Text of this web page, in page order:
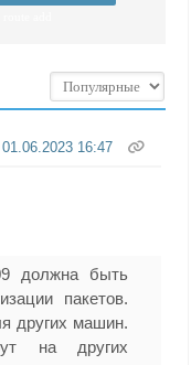
01.06.2023 16:47
должна быть
пакетов.
других машин.
на других